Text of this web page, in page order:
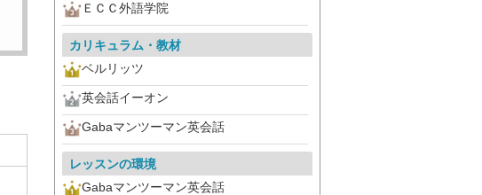
ＥＣＣ外語学院
カリキュラム・教材
ベルリッツ
英会話イーオン
Gabaマンツーマン英会話
レッスンの環境
Gabaマンツーマン英会話